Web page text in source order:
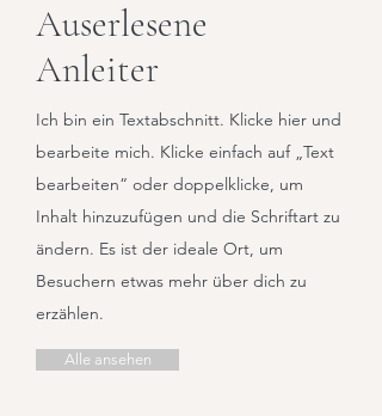
Auserlesene
Anleiter
Ich bin ein Textabschnitt. Klicke hier und
bearbeite mich. Klicke einfach auf „Text
bearbeiten“ oder doppelklicke, um
Inhalt hinzuzufügen und die Schriftart zu
ändern. Es ist der ideale Ort, um
Besuchern etwas mehr über dich zu
erzählen.
Alle ansehen